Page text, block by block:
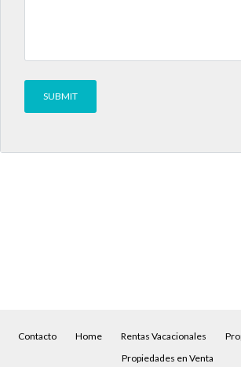
Contacto Home Rentas Vacacionales
Propiedades en Venta